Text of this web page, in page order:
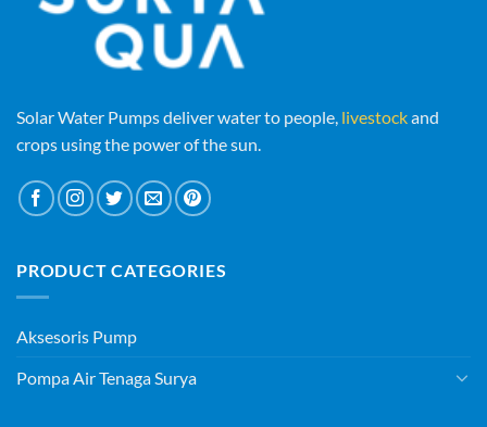
Solar Water Pumps deliver water to people, livestockand
crops using the power of the sun.
PRODUCT CATEGORIES
Aksesoris Pump
Pompa Air Tenaga Surya